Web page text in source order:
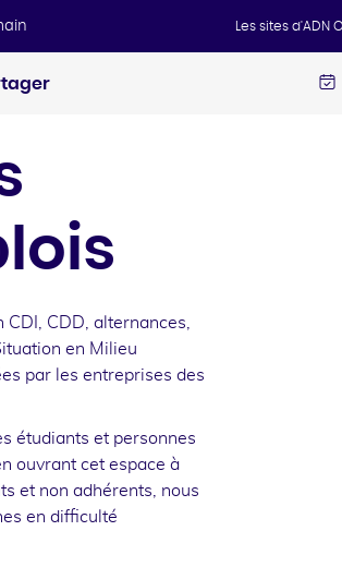
Les sites d'ADN
CDD, alternances,
en Milieu
par les entreprises des
étudiants et personnes
ouvrant cet espace à
et non adhérents, nous
en difficulté